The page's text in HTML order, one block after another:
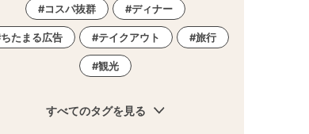
コスパ抜群 ディナー
ちたまる広告 テイクアウト 旅行
観光
すべてのタグを見る